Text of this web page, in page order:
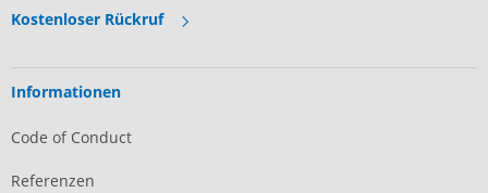
Kostenloser Rückruf
Informationen
Code of Conduct
Referenzen